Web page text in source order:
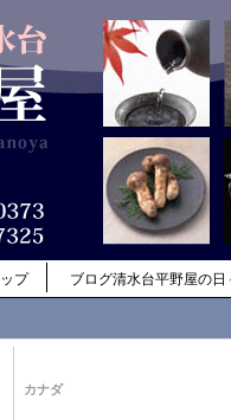
プ ブログ清水台平野屋の日
カナダ